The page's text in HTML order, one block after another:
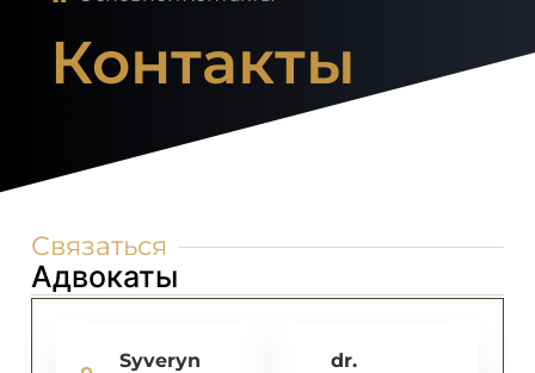
Контакты
Связаться
Адвокаты
Syveryn
dr.